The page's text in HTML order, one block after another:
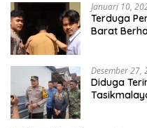
Januari 10,
Terduga
Barat
Desember 27,
Diduga